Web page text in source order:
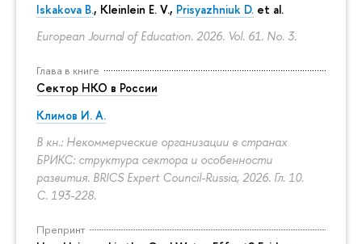
Iskakova B., Kleinlein E. V., Prisyazhniuk D. et al.
European Journal of Education. 2026. Vol. 61. No. 3.
Глава в книге
Сектор НКО в России
Климов И. А.
В кн.: Некоммерческие организации в странах
БРИКС: структура сектора и особенности
развития. BRICS Expert Council-Russia, 2026. Гл. 10.
С. 193-228.
Препринт